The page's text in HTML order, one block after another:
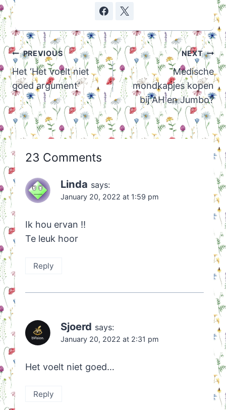
Post
navigation
PREVIOUS
Het ‘Het voelt niet
goed argument’
NEXT
Medische
mondkapjes kopen
bij AH en Jumbo?
23 Comments
Linda says:
January 20, 2022 at 1:59 pm
Ik hou ervan !!
Te leuk hoor
Reply
Sjoerd says:
January 20, 2022 at 2:31 pm
Het voelt niet goed…
Reply